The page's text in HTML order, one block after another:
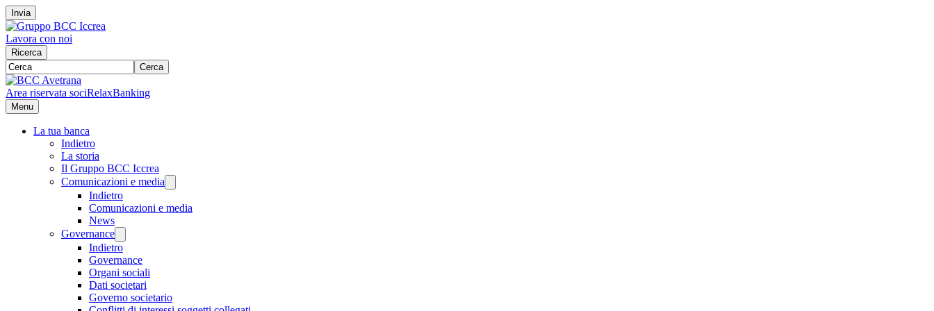
Invia
Lavora con noi
Ricerca
Cerca
Area riservata sociRelaxBanking
Menu
La tua banca
Indietro
La storia
Il Gruppo BCC Iccrea
Comunicazioni e media
Indietro
Comunicazioni e media
News
Governance
Indietro
Governance
Organi sociali
Dati societari
Governo societario